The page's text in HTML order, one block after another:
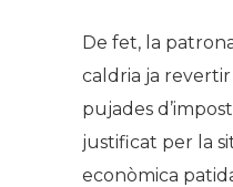
De fet, la
caldria ja
pujades
justificat per la
econòmica